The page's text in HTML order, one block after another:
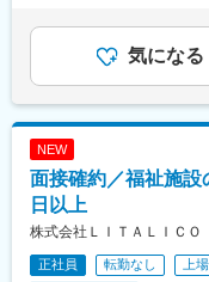
気になる
NEW
面接確約／福祉施
日以上
株式会社ＬＩＴＡＬＩＣＯ
正社員 転勤なし 上